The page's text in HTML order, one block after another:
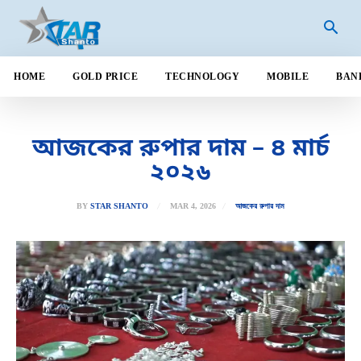
HOME GOLD PRICE TECHNOLOGY MOBILE
আজকের রুপার দাম – ৪ মার্চ
২০২৬
BY STAR SHANTO MAR 4, 2026 আজকের রুপার দাম